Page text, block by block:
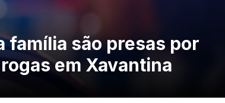
família são presas por
em Xavantina